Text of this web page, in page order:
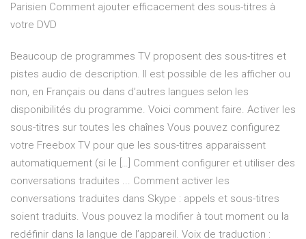
Parisien Comment ajouter efficacement des sous-titres à
votre DVD
Beaucoup de programmes TV proposent des sous-titres et
pistes audio de description. Il est possible de les afficher ou
non, en Français ou dans d’autres langues selon les
disponibilités du programme. Voici comment faire. Activer les
sous-titres sur toutes les chaînes Vous pouvez configurez
votre Freebox TV pour que les sous-titres apparaissent
automatiquement (si le […] Comment configurer et utiliser des
conversations traduites ... Comment activer les
conversations traduites dans Skype : appels et sous-titres
soient traduits. Vous pouvez la modifier à tout moment ou la
redéfinir dans la langue de l’appareil. Voix de traduction :